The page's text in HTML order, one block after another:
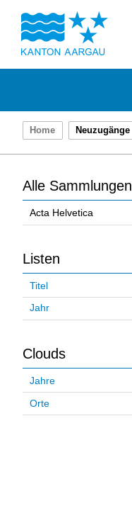
Home Neuzugänge
Alle Sammlungen
Acta Helvetica
Listen
Titel
Jahr
Clouds
Jahre
Orte